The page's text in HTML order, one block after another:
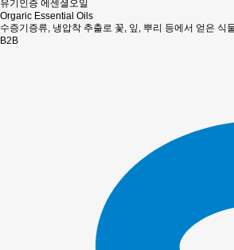
유기인증 에센셜오일
Orgaric Essential Oils
수증기증류, 냉압착 추출로 꽃, 잎, 뿌리 등에서 얻은
B2B